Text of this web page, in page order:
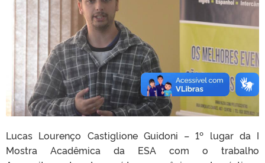
Lucas Lourenço Castiglione Guidoni – 1º lugar da I
Mostra Acadêmica da ESA com o trabalho